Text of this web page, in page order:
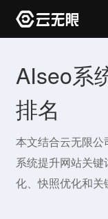
AIseo系
排名
本文结合云无限
系统提升网站关
化、快照优化和关